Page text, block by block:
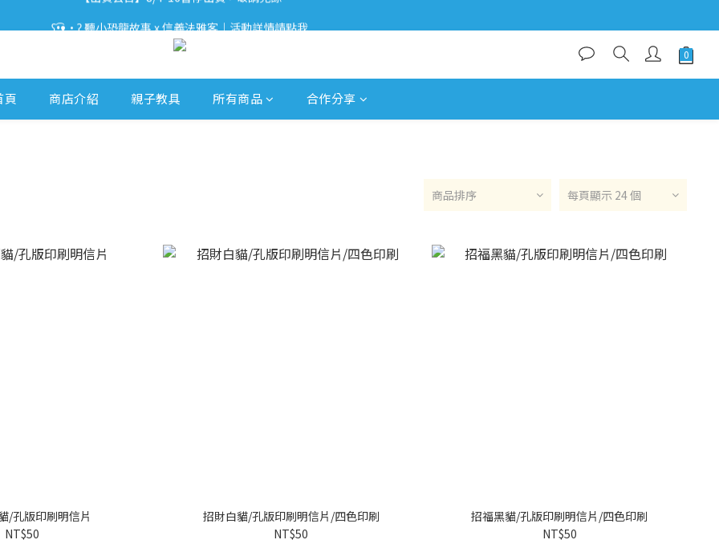
ʕ•͡ᴥ•ʔ 【優惠相報】登入會員享更多優惠。
【出貨公告】8/4-16暫停出貨，敬請見諒
頁 商店介紹 親子教具 所有商品 合作分享
商品排序 每頁顯示 24 個
/孔版印刷明信片
NT$50
招財白貓/孔版印刷明信片/四色印刷
NT$50
招福黑貓/孔版印刷明信片/四色印刷
NT$50